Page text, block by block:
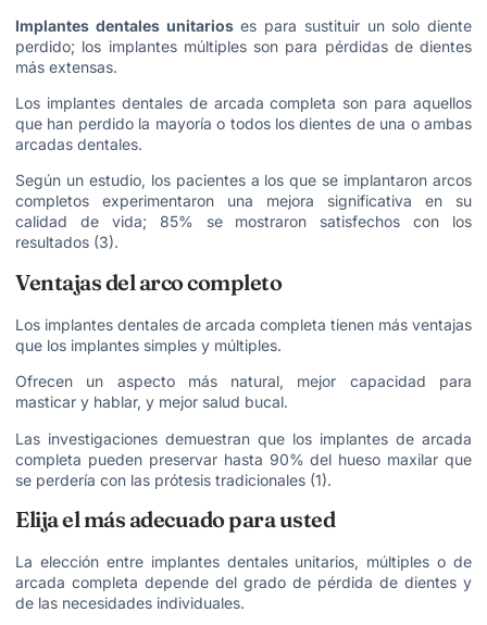
Implantes dentales unitarioses para sustituir un solo diente
perdido; los implantes múltiples son para pérdidas de dientes
más extensas.
Los implantes dentales de arcada completa son para aquellos
que han perdido la mayoría o todos los dientes de una o ambas
arcadas dentales.
Según un estudio, los pacientes a los que se implantaron arcos
completos experimentaron una mejora significativa en su
calidad de vida; 85% se mostraron satisfechos con los
resultados (3).
Ventajas del arco completo
Los implantes dentales de arcada completa tienen más ventajas
que los implantes simples y múltiples.
Ofrecen un aspecto más natural, mejor capacidad para
masticar y hablar, y mejor salud bucal.
Las investigaciones demuestran que los implantes de arcada
completa pueden preservar hasta 90% del hueso maxilar que
se perdería con las prótesis tradicionales (1).
Elija el más adecuado para usted
La elección entre implantes dentales unitarios, múltiples o de
arcada completa depende del grado de pérdida de dientes y
de las necesidades individuales.